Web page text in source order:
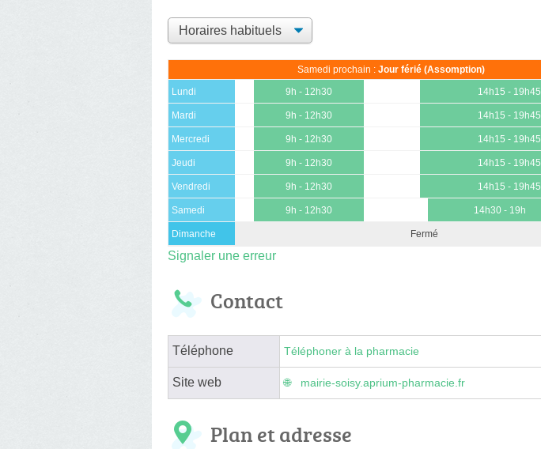
Samedi prochain : Jour férié (Assomption)
Lundi 9h - 12h30 14h15 - 19h45
Mardi 9h - 12h30 14h15 - 19h45
Mercredi 9h - 12h30 14h15 - 19h45
Jeudi 9h - 12h30 14h15 - 19h45
Vendredi 9h - 12h30 14h15 - 19h45
Samedi 9h - 12h30 14h30 - 19h
Dimanche Fermé
Signaler une erreur
Contact
Téléphone Téléphoner à la pharmacie
Site web mairie-soisy.aprium-pharmacie.fr
Plan et adresse